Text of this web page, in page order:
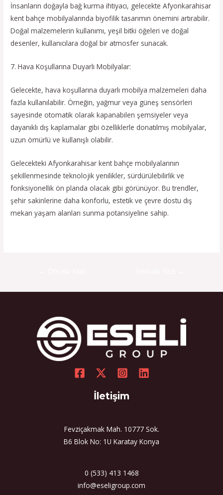
İnsanların doğayla bağ kurma ihtiyacı, gelecekte Afyonkarahisar
kent bahçe mobilyalarında biyofilik tasarımın önemini artırabilir.
Doğal malzemelerin kullanımı, yeşil bitki öğeleri ve doğal
desenler, kullanıcılara doğal bir atmosfer sunacak.
7. Hava Koşullarına Duyarlı Mobilyalar:
Gelecekte, hava koşullarına duyarlı mobilya malzemeleri daha
fazla kullanılabilir. Örneğin, yağmur veya güneş sensörleri
sayesinde otomatik olarak kapanabilen şemsiyeler veya
dayanıklı dış kaplamalar gibi özelliklerle donatılmış mobilyalar,
uzun ömürlü ve kullanışlı olabilir.
Gelecekteki Afyonkarahisar kent bahçe mobilyalarının
şekillenmesinde teknolojik yenilikler, sürdürülebilirlik ve
fonksiyonellik ön planda olacak gibi görünüyor. Bu trendler,
şehir sakinlerine daha konforlu, estetik ve çevre dostu dış
mekan yaşam alanları sunma potansiyeline sahip.
İletişim
Fevziçakmak Mah. 10777 Sok.
B6 Blok No: 1U Karatay Konya
0 (533) 413 1468
info@eseligroup.com